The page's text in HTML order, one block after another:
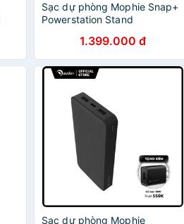
Sạc dự phòng Mophie Snap+
Powerstation Stand
1.399.000 đ
Sạc dự phòng Mophie